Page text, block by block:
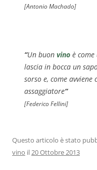
[Antonio Machado]
“Un buon vino è
lascia in bocca un
sorso e, come
assaggiatore“
[Federico Fellini]
Questo articolo è stato
vino il20 Ottobre 2013